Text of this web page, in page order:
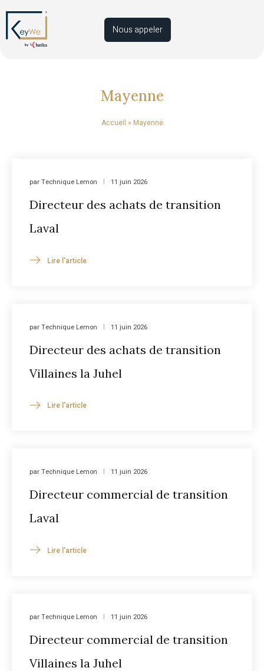
Nous appeler
Mayenne
Accueil » Mayenne
parTechnique Lemon 11 juin 2026
Directeur des achats de transition
Laval
Lire l'article
parTechnique Lemon 11 juin 2026
Directeur des achats de transition
Villaines la Juhel
Lire l'article
parTechnique Lemon 11 juin 2026
Directeur commercial de transition
Laval
Lire l'article
parTechnique Lemon 11 juin 2026
Directeur commercial de transition
Villaines la Juhel